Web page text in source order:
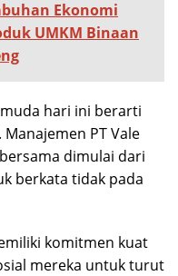
Ekonomi
UMKM Binaan
muda hari ini berarti
PT Vale
dimulai dari
berkata tidak pada
komitmen kuat
mereka untuk turut